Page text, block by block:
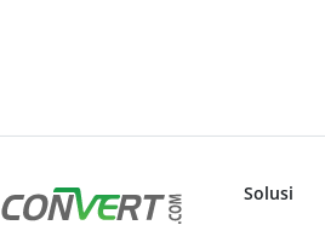
Solusi